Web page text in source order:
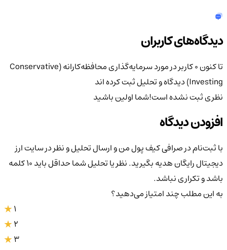
دیدگاه‌های کاربران
تا کنون 0 کاربر در مورد
سرمایه‌گذاری محافظه‌کارانه (Conservative
Investing)دیدگاه و تحلیل ثبت کرده اند
نظری ثبت نشده است!شما اولین باشید
افزودن دیدگاه
با ثبت‌نام در صرافی کیف پول من و ارسال تحلیل و نظر در سایت ارز
دیجیتال رایگان هدیه بگیرید. نظر یا تحلیل شما حداقل باید ۱۰ کلمه
باشد و تکراری نباشد.
به این مطلب چند امتیاز می‌دهید؟
3